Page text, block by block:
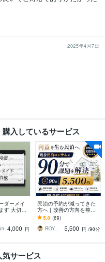
2025年4月7日
入しているサービス
ダーメイ
す 大切な
に綺麗
4,000 円
民泊の予約が減ってきた
方へ｜改善の方向を整理
します 全支援オーナーが
スーパーホスト達成｜100
物件以上の実績
5.0 (69)
ROYAL STAY PARTNERS
5,500 円 /90分
サービス